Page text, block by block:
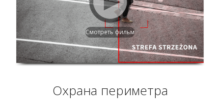
Смотреть фильм
Охрана периметра